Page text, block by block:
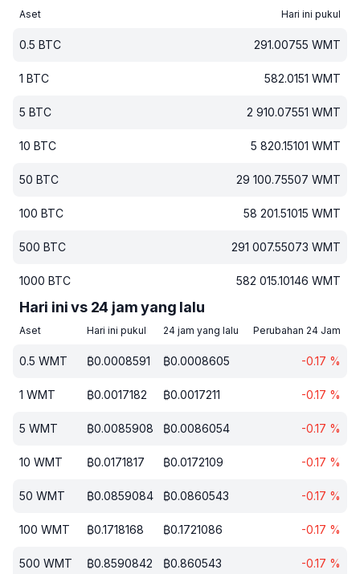
Aset Hari ini pukul
0.5 BTC 291.00755 WMT
1 BTC 582.0151 WMT
5 BTC 2 910.07551 WMT
10 BTC 5 820.15101 WMT
50 BTC 29 100.75507 WMT
100 BTC 58 201.51015 WMT
500 BTC 291 007.55073 WMT
1000 BTC 582 015.10146 WMT
Hari ini vs 24 jam yang lalu
Aset Hari ini pukul 24 jam yang lalu Perubahan 24 Jam
0.5 WMT ₿0.0008591 ₿0.0008605 -0.17 %
1 WMT ₿0.0017182 ₿0.0017211 -0.17 %
5 WMT ₿0.0085908 ₿0.0086054 -0.17 %
10 WMT ₿0.0171817 ₿0.0172109 -0.17 %
50 WMT ₿0.0859084 ₿0.0860543 -0.17 %
100 WMT ₿0.1718168 ₿0.1721086 -0.17 %
500 WMT ₿0.8590842 ₿0.860543 -0.17 %